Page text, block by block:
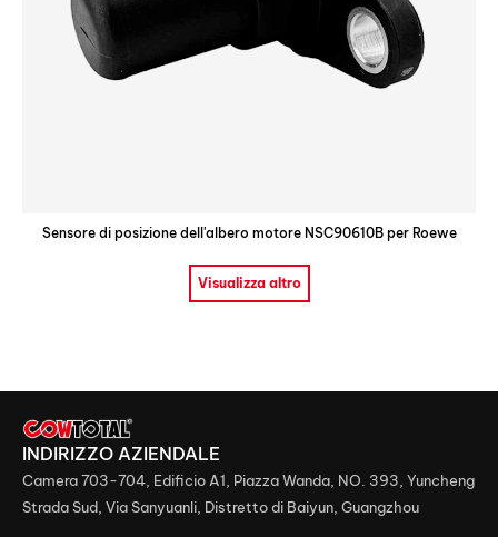
Sensore di posizione dell'albero motore NSC90610B per Roewe
Visualizza altro
INDIRIZZO AZIENDALE
Camera 703-704, Edificio A1, Piazza Wanda, NO. 393, Yuncheng
Strada Sud, Via Sanyuanli, Distretto di Baiyun, Guangzhou